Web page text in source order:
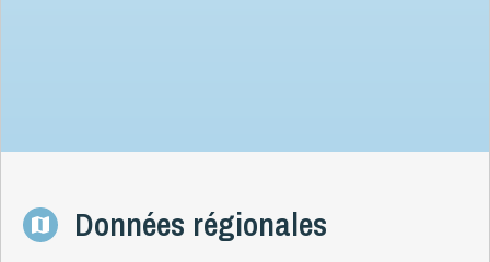
Données régionales